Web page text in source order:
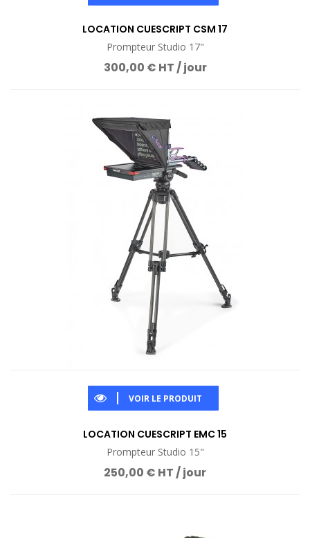
LOCATION CUESCRIPT CSM 17
Prompteur Studio 17"
300,00 € HT / jour
VOIR LE PRODUIT
LOCATION CUESCRIPT EMC 15
Prompteur Studio 15"
250,00 € HT / jour